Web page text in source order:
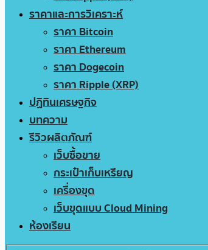
ราคาและการวิเคราะห์
ราคา Bitcoin
ราคา Ethereum
ราคา Dogecoin
ราคา Ripple (XRP)
ปฏิทินเศรษฐกิจ
บทความ
รีวิวผลิตภัณฑ์
เว็บซื้อขาย
กระเป๋าเก็บเหรียญ
เครื่องขุด
เว็บขุดแบบ Cloud Mining
ห้องเรียน